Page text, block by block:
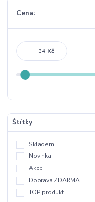
Cena:
Kč
Štítky
Skladem
Novinka
Akce
Doprava ZDARMA
TOP produkt